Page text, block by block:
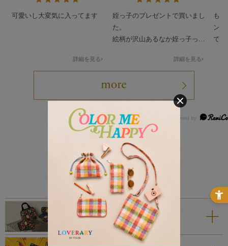
詳細を見る
可愛いし大変気に入ってます
詳細を見る
姪っ子のプレゼントで買いまし
た。
絵柄が沢山あるなか姪っ子っぽ
ャだったみたいで喜んで貰いま
も
ン
で
お祝いを贈る